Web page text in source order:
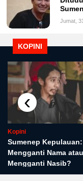
Jumat,
KOPINI
Kopini
Sumenep Kepulauan:
Mengganti Nama atau
Mengganti Nasib?
‹